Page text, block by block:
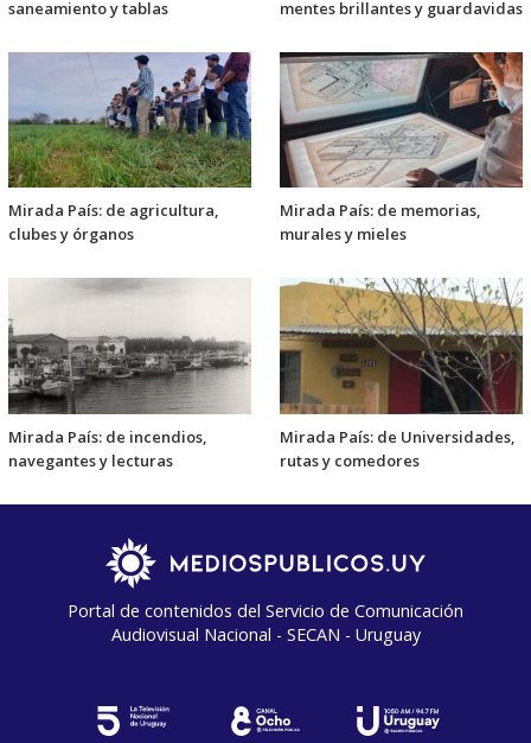
saneamiento y tablas
mentes brillantes y guardavidas
Mirada País: de agricultura,
clubes y órganos
Mirada País: de memorias,
murales y mieles
Mirada País: de incendios,
navegantes y lecturas
Mirada País: de Universidades,
rutas y comedores
Portal de contenidos del Servicio de Comunicación
Audiovisual Nacional - SECAN - Uruguay